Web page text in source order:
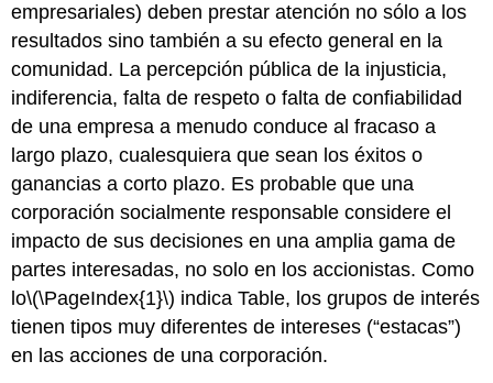
empresariales) deben prestar atención no sólo a los
resultados sino también a su efecto general en la
comunidad. La percepción pública de la injusticia,
indiferencia, falta de respeto o falta de confiabilidad
de una empresa a menudo conduce al fracaso a
largo plazo, cualesquiera que sean los éxitos o
ganancias a corto plazo. Es probable que una
corporación socialmente responsable considere el
impacto de sus decisiones en una amplia gama de
partes interesadas, no solo en los accionistas. Como
lo\(\PageIndex{1}\) indica Table, los grupos de interés
tienen tipos muy diferentes de intereses (“estacas”)
en las acciones de una corporación.